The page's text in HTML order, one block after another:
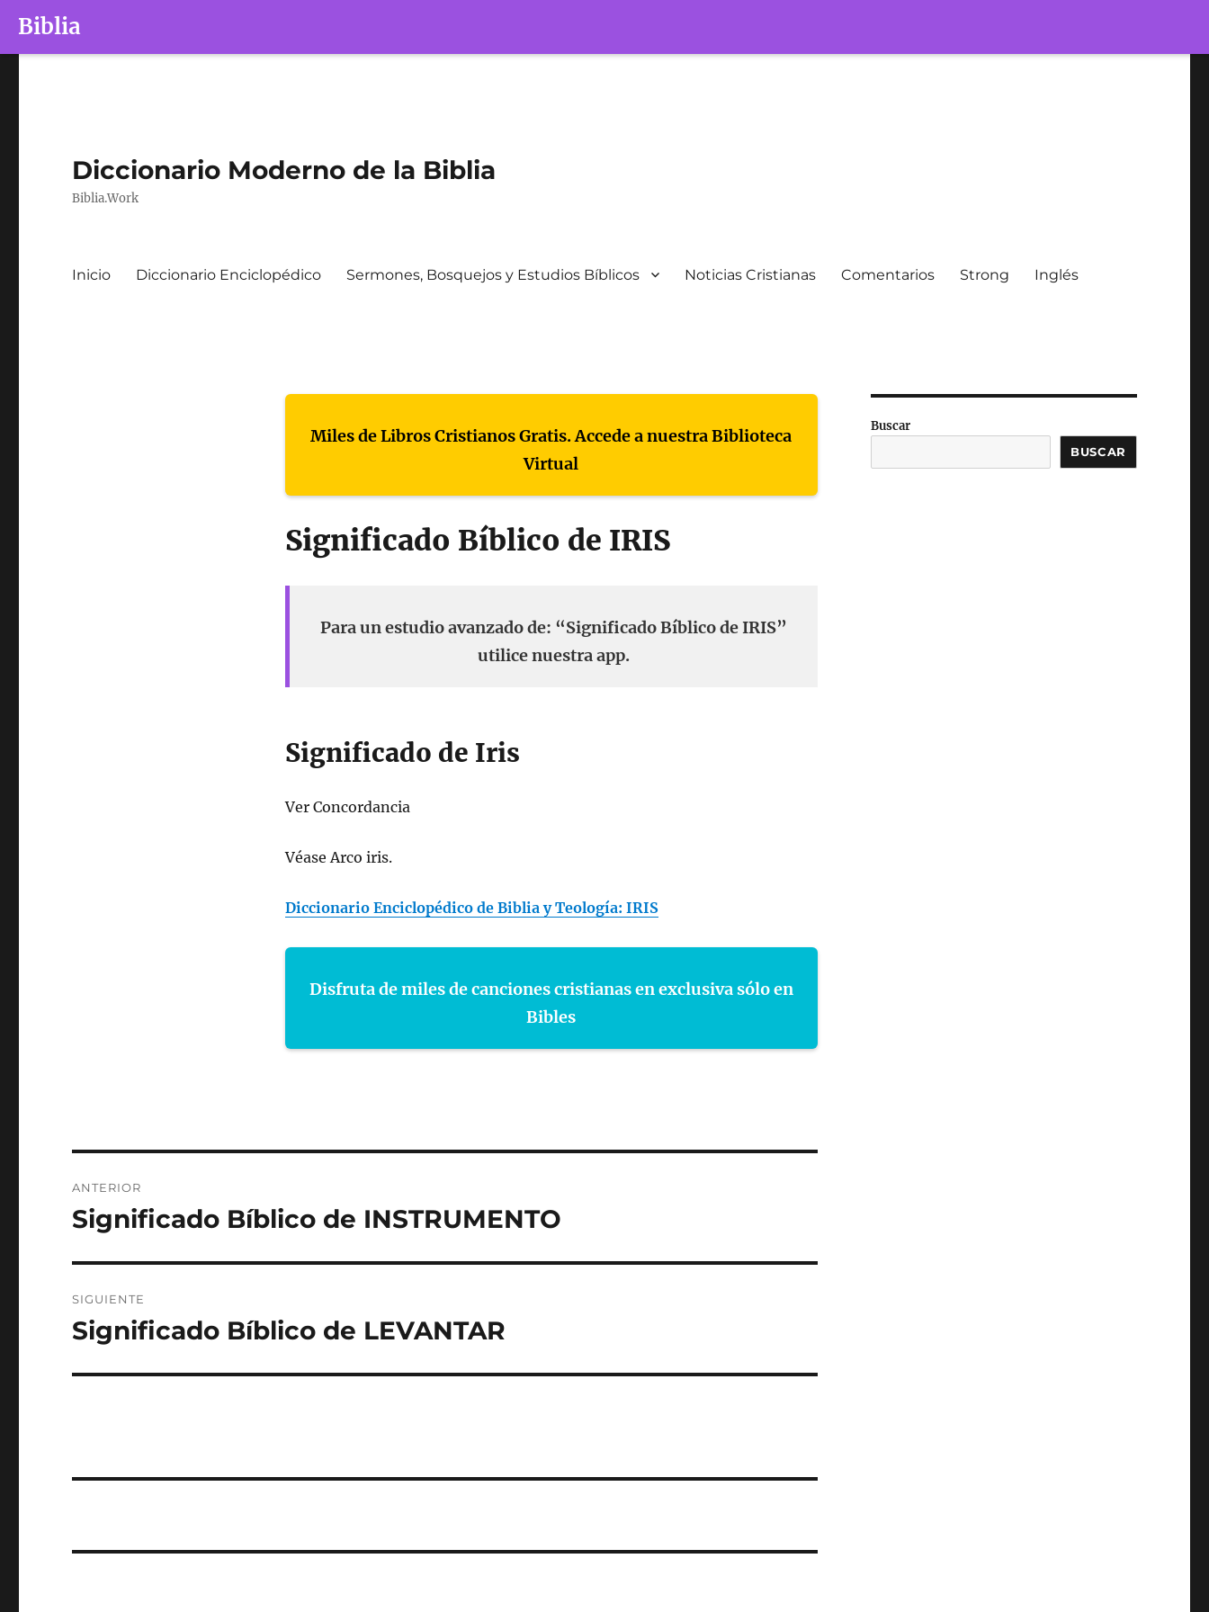
Biblia
Diccionario Moderno de la Biblia
Biblia.Work
Inicio Diccionario Enciclopédico Sermones, Bosquejos y Estudios Bíblicos Noticias Cristianas Comentarios Strong Inglés
Miles de Libros Cristianos Gratis. Accede a nuestra Biblioteca
Virtual
Significado Bíblico de IRIS
Para un estudio avanzado de: “Significado Bíblico de IRIS”
utilice nuestra app.
Significado de Iris
Ver Concordancia
Véase Arco iris.
Diccionario Enciclopédico de Biblia y Teología: IRIS
Disfruta de miles de canciones cristianas en exclusiva sólo en
Bibles
de
ANTERIOR
Entrada
Significado Bíblico de INSTRUMENTO
SIGUIENTE
Entrada
Significado Bíblico de LEVANTAR
Buscar
BUSCAR